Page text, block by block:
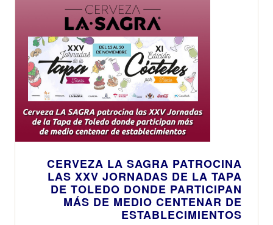
CERVEZA LA SAGRA PATROCINA
LAS XXV JORNADAS DE LA TAPA
DE TOLEDO DONDE PARTICIPAN
MÁS DE MEDIO CENTENAR DE
ESTABLECIMIENTOS